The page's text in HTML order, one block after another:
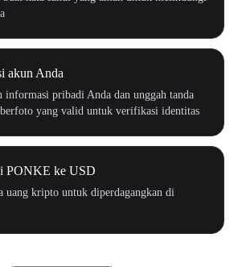
akun Anda
informasi pribadi Anda dan unggah tanda
yang valid untuk verifikasi identitas
PONKE ke USD
uang kripto untuk diperdagangkan di